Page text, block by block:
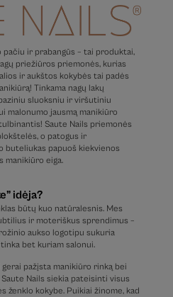
ir prabangūs – tai produktai,
priežiūros priemonės, kurias
ir aukštos kokybės tai padės
Tinkama nagų lakų
sluoksniu ir viršutiniu
malonumo jausmą manikiūro
Saute Nails priemonės
o patogus ir
buteliukas papuoš kiekvienos
manikiūro eiga.
idėja?
būtų kuo natūralesnis. Mes
ir moteriškus sprendimus –
aukso logotipu sukuria
bet kuriam salonui.
pažįsta manikiūro rinką bei
Nails siekia pateisinti visus
ženklo kokybe. Puikiai žinome, kad